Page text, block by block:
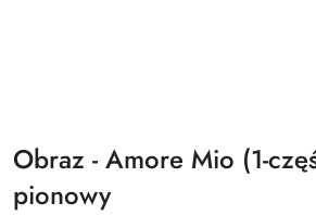
Obraz - Amore Mio (1-
pionowy